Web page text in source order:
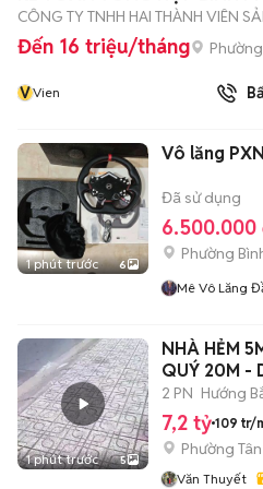
CÔNG TY TNHH HAI THÀNH VIÊN
Đến 16 triệu/tháng
VVien
1 phút trước 6
Vô lăng
Đã sử dụng
6.500.000
Phường
Mê Vô Lăng
1 phút trước 5
NHÀ HẺM 5M CÁCH M.TIỀN Đ.TÂN
QUÝ 20M -
2 PN Hướng
7,2 tỷ 109 tr/
Phường
Văn Thuyết